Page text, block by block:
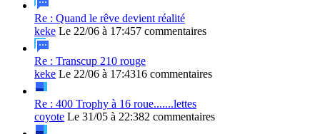
Re : Quand le rêve devient réalité
keke Le 22/06 à 17:457 commentaires
Re : Transcup 210 rouge
keke Le 22/06 à 17:4316 commentaires
Re : 400 Trophy à 16 roue.......lettes
coyote Le 31/05 à 22:382 commentaires